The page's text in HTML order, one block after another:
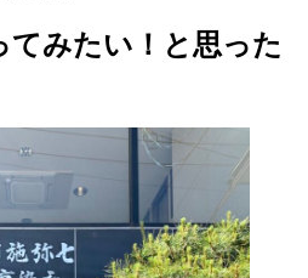
てみたい！と思った